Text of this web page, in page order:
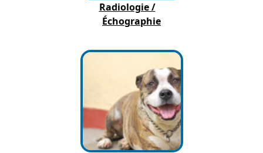
Radiologie /
Échographie